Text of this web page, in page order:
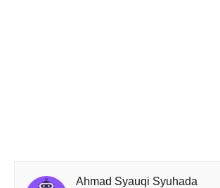
Ahmad Syauqi Syuhada